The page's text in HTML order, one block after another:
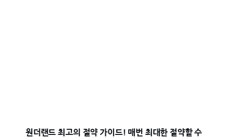
원더랜드 최고의 절약 가이드! 매번 최대한 절약할 수